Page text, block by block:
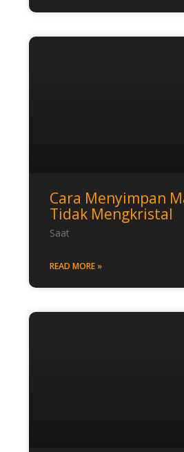
Cara Menyimpan
Tidak Mengkristal
Saat
READ MORE »